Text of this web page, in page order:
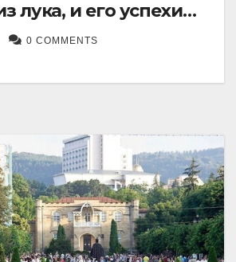
лука, и его успехи
его в
крае.
0 COMMENTS